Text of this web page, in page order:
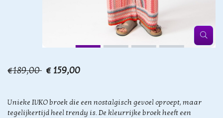
€189,00 € 159,00
Unieke IVKO broek die een nostalgisch gevoel oproept, maar
tegelijkertijd heel trendy is. De kleurrijke broek heeft een